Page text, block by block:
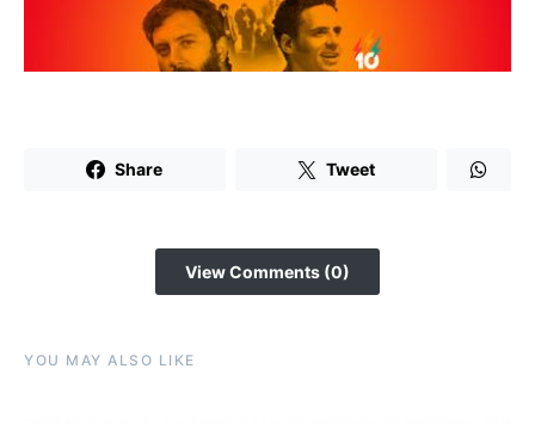
Share Tweet
View Comments (0)
YOU MAY ALSO LIKE